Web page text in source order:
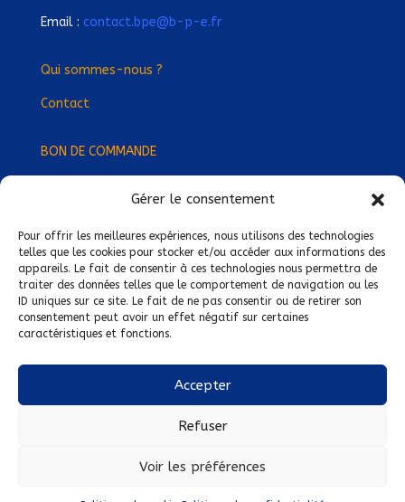
Gérer le consentement
Pour offrir les meilleures expériences, nous utilisons des technologies
telles que les cookies pour stocker et/ou accéder aux informations des
appareils. Le fait de consentir à ces technologies nous permettra de
traiter des données telles que le comportement de navigation ou les
ID uniques sur ce site. Le fait de ne pas consentir ou de retirer son
consentement peut avoir un effet négatif sur certaines
caractéristiques et fonctions.
Accepter
Refuser
Voir les préférences
Email : contact.bpe@b-p-e.fr
Qui sommes-nous ?
Contact
BON DE COMMANDE
Devenez Délégué·e Régional·e !
Trouvez-nous près de chez vous !
Mentions légales
Conditions générales de vente
Politique de confidentialité